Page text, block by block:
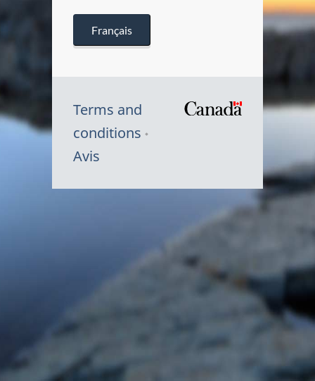
Français
Terms and
conditions
Avis
du